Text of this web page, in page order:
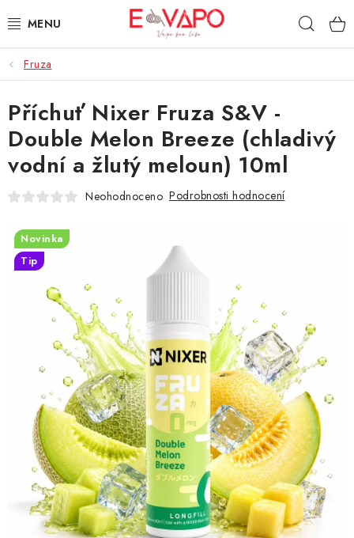
na
3D TISK
TIPY ZA DOBROU CENU
AROMATA A PŘÍCHUTĚ
BÁZE
E-LIQUIDY
E-CIGARETY
NIKOTINOVÉ SÁČKY
DÁRKOVÉ VOUCHERY
ATOMIZÉRY A CARTRIDGE
BATERIE A NABÍJEČKY
GRIPY & MODY
Fruza
Příchuť Nixer Fruza S&V -
Double Melon Breeze (chladivý
vodní a žlutý meloun) 10ml
Neohodnoceno Podrobnosti hodnocení
Novinka
Tip